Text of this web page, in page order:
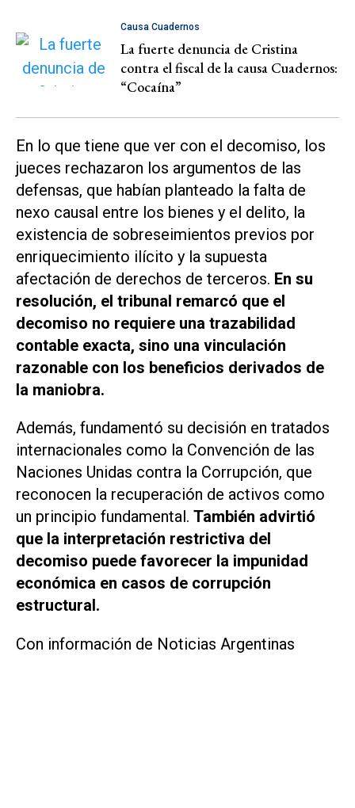
Causa Cuadernos
La fuerte denuncia de Cristina
contra el fiscal de la causa Cuadernos:
“Cocaína”
En lo que tiene que ver con el decomiso, los
jueces rechazaron los argumentos de las
defensas, que habían planteado la falta de
nexo causal entre los bienes y el delito, la
existencia de sobreseimientos previos por
enriquecimiento ilícito y la supuesta
afectación de derechos de terceros. En su
resolución, el tribunal remarcó que el
decomiso no requiere una trazabilidad
contable exacta, sino una vinculación
razonable con los beneficios derivados de
la maniobra.
Además, fundamentó su decisión en tratados
internacionales como la Convención de las
Naciones Unidas contra la Corrupción, que
reconocen la recuperación de activos como
un principio fundamental. También advirtió
que la interpretación restrictiva del
decomiso puede favorecer la impunidad
económica en casos de corrupción
estructural.
Con información de Noticias Argentinas